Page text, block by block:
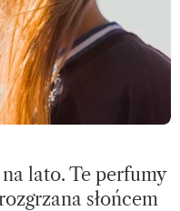
lato. Te perfumy
słońcem